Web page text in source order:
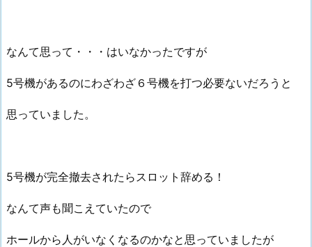
なんて思って・・・はいなかったですが
5号機があるのにわざわざ６号機を打つ必要ないだろうと
思っていました。
5号機が完全撤去されたらスロット辞める！
なんて声も聞こえていたので
ホールから人がいなくなるのかなと思っていましたが